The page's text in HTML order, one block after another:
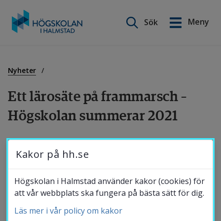
innehåll
Sök
Meny
Nyheter
Ett lärosäte på frammarsch –
Högskolan summerar 2021
Högskolan i Halmstad har i dagarna lämnat
sin årsredovisning för 2021 till regeringen.
Den sammanfattande bilden är en högskola
på frammarsch med en mycket god
verksamhet, både vad gäller innehåll och
English
Utbildning
Forskning
Samverkan
Om Högskolan
Kakor på hh.se
Högskolan i Halmstad använder kakor (cookies) för
att vår webbplats ska fungera på bästa sätt för dig.
Läs mer i vår policy om kakor